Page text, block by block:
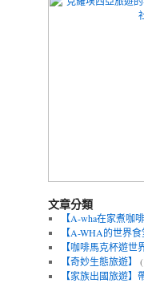
文章分類
【A-wha在家煮咖啡
【A-WHA的世界食
【咖啡馬克杯遊世
【奇妙生態旅遊】
【家族出國旅遊】